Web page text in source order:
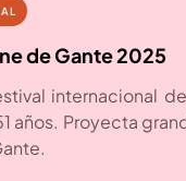
de Gante 2025
internacional
años. Proyecta